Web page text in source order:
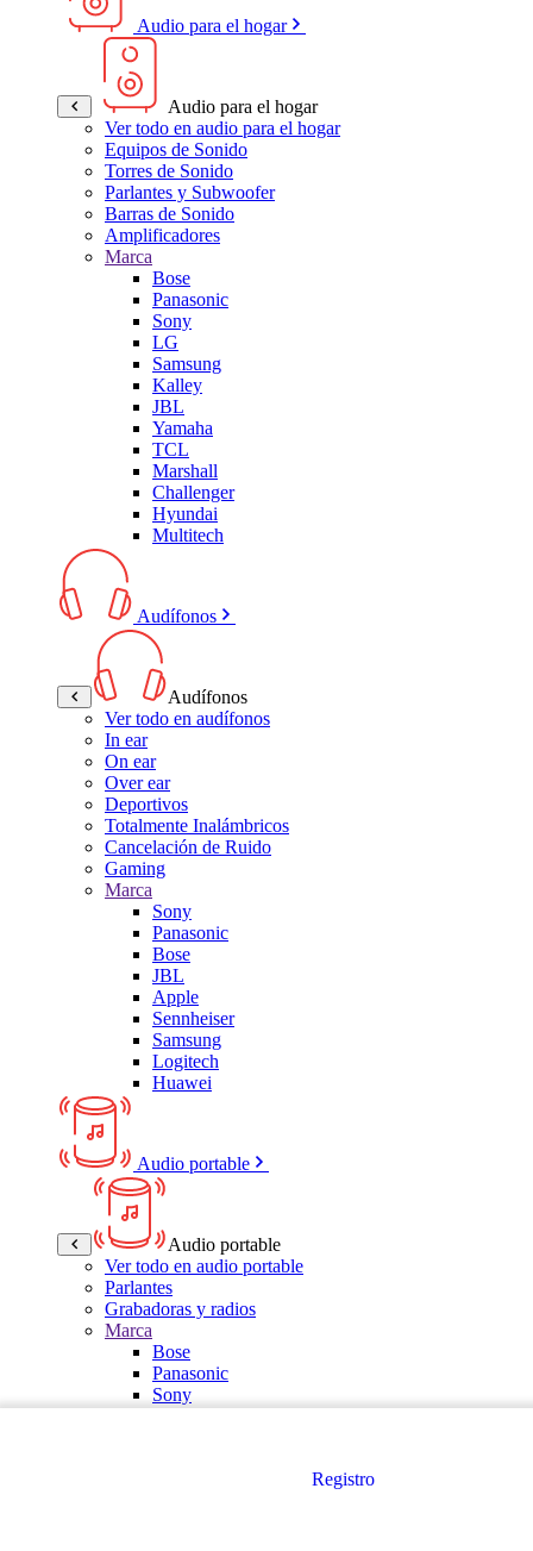
Audio para el hogar
Audio para el hogar
Ver todo en audio para el hogar
Equipos de Sonido
Torres de Sonido
Parlantes y Subwoofer
Barras de Sonido
Amplificadores
Marca
Bose
Panasonic
Sony
LG
Samsung
Kalley
JBL
Yamaha
TCL
Marshall
Challenger
Hyundai
Multitech
Audífonos
Audífonos
Ver todo en audífonos
In ear
On ear
Over ear
Deportivos
Totalmente Inalámbricos
Cancelación de Ruido
Gaming
Marca
Sony
Panasonic
Bose
JBL
Apple
Sennheiser
Samsung
Logitech
Huawei
Audio portable
Audio portable
Ver todo en audio portable
Parlantes
Grabadoras y radios
Marca
Bose
Panasonic
Sony
Registro